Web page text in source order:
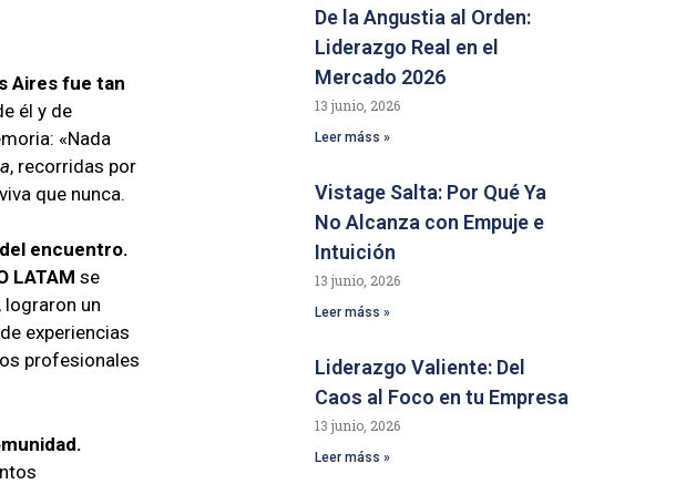
Aires fue tan
él y de
«Nada
, recorridas por
que nunca.
encuentro.
LATAM se
lograron un
experiencias
profesionales
De la Angustia al Orden:
Liderazgo Real en el
Mercado 2026
13 junio, 2026
Leer máss »
Vistage Salta: Por Qué Ya
No Alcanza con Empuje e
Intuición
13 junio, 2026
Leer máss »
Liderazgo Valiente: Del
Caos al Foco en tu Empresa
13 junio, 2026
Leer máss »